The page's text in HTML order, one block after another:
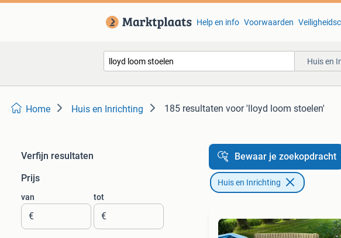
Help en info Voorwaarden
Huis en
Home Huis en Inrichting 185 resultaten voor 'lloyd loom stoelen'
Verfijn resultaten
Prijs
van
€
tot
€
Bewaar je zoekopdracht
Huis en Inrichting